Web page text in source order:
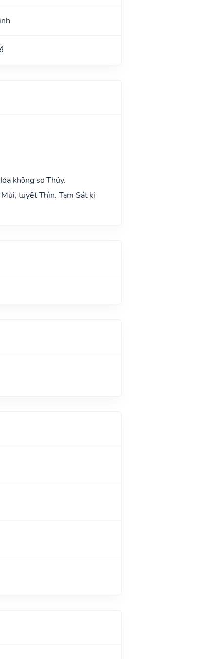
không sợ Thủy.
tuyệt Thìn. Tam Sát kị